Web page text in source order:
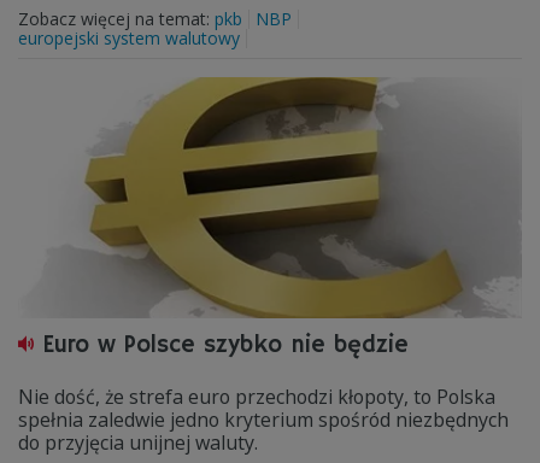
Zobacz więcej na temat: pkb
NBP
europejski system walutowy
Euro w Polsce szybko nie będzie
Nie dość, że strefa euro przechodzi kłopoty, to Polska
spełnia zaledwie jedno kryterium spośród niezbędnych
do przyjęcia unijnej waluty.